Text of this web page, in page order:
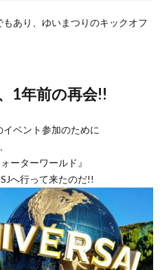
あり、ゆいまつりのキックオフ
1年前の再会!!
ベント参加のために
ーターワールド』
へ行って来たのだ!!